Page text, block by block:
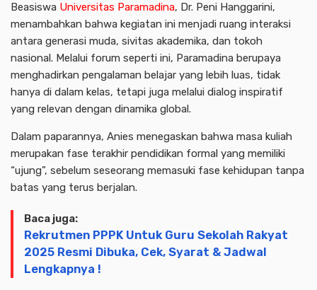
Beasiswa Universitas Paramadina, Dr. Peni Hanggarini,
menambahkan bahwa kegiatan ini menjadi ruang interaksi
antara generasi muda, sivitas akademika, dan tokoh
nasional. Melalui forum seperti ini, Paramadina berupaya
menghadirkan pengalaman belajar yang lebih luas, tidak
hanya di dalam kelas, tetapi juga melalui dialog inspiratif
yang relevan dengan dinamika global.
Dalam paparannya, Anies menegaskan bahwa masa kuliah
merupakan fase terakhir pendidikan formal yang memiliki
“ujung”, sebelum seseorang memasuki fase kehidupan tanpa
batas yang terus berjalan.
Baca juga:
Rekrutmen PPPK Untuk Guru Sekolah Rakyat
2025 Resmi Dibuka, Cek, Syarat & Jadwal
Lengkapnya !